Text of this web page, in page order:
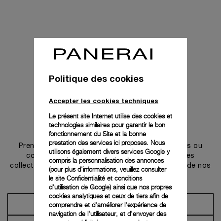
Prendre contact
Prenez rendez-vous dans l’une de nos boutiques ou
contactez notre conciergerie pour découvrir les
collections et bénéficier des conseils ou services de nos
ambassadeurs.
Prendre un rendez-vous
Politique des cookies
Accepter les cookies techniques
Le présent site Internet utilise des cookies et
technologies similaires pour garantir le bon
fonctionnement du Site et la bonne
prestation des services ici proposes. Nous
utilisons également divers services Google y
compris la personnalisation des annonces
(pour plus d'informations, veuillez consulter
le site Confidentialité et conditions
d'utilisation de Google) ainsi que nos propres
cookies analytiques et ceux de tiers afin de
comprendre et d'améliorer l'expérience de
navigation de l'utilisateur, et d'envoyer des